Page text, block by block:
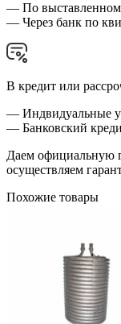
— По
— Через банк по
В кредит или
— Индвидуальные
— Банковский
Даем официальную
осуществляем
Похожие товары